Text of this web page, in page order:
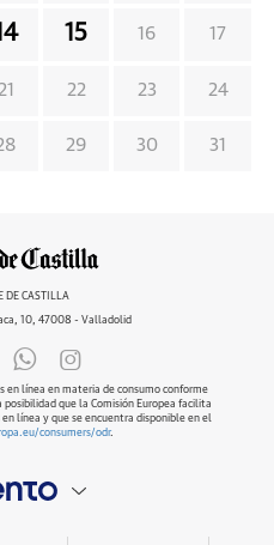
15 16 17
22 23 24
29 30 31
DE CASTILLA
10, 47008 - Valladolid
en línea en materia de consumo conforme
que la Comisión Europea facilita
línea y que se encuentra disponible en el
consumers/odr.